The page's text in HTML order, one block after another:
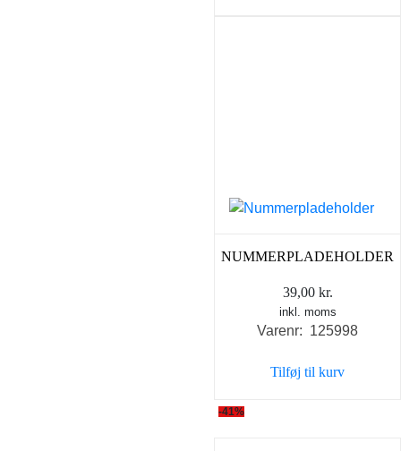
NUMMERPLADEHOLDER
39,00 kr.
inkl. moms
Varenr: 125998
Tilføj til kurv
-41%